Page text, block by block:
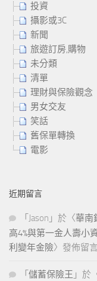
投資
攝影或3C
新聞
旅遊訂房,購物
未分類
清單
理財與保險觀念
男女交友
笑話
舊保單轉換
電影
近期留言
「 Jason 」於〈華南
高4%與第一金人壽小
利變年金險〉發佈留言
「 儲蓄保險王 」於